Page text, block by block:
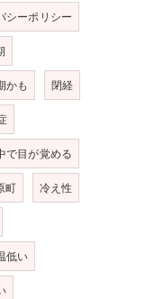
シーポリシー
かも 閉経
で目が覚める
町 冷え性
低い